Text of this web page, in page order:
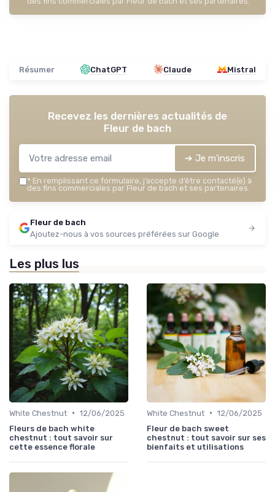
Résumer ChatGPT Claude Mistral
Recevez les dernières actualités de
Fleur de bach
➔ Je m'inscris
* En remplissant ce formulaire, j’accepte d’être contacté(e) à
des fins commerciales par Fleur de bach et ses partenaires.
Fleur de bach
Ajoutez-nous à vos sources préférées sur Google
Les plus lus
White Chestnut • 12/06/2025
Fleurs de bach white
chestnut : tout savoir sur
cette essence florale
White Chestnut • 12/06/2025
Fleur de bach sweet
chestnut : tout savoir sur ses
bienfaits et utilisations